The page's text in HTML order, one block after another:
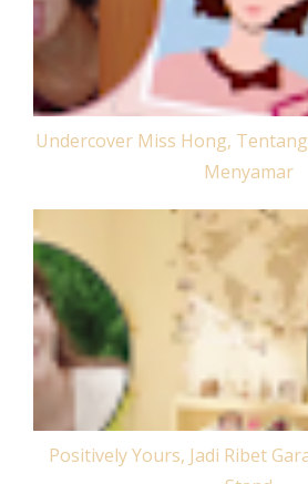
Undercover Miss Hong, Tentang
Menyamar
Positively Yours, Jadi Ribet